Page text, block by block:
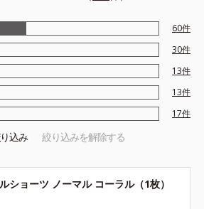
60件
30件
13件
13件
17件
込み 絞り込みを解除する
ショーツ ノーマル コーラル（1枚）